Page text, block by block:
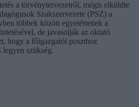
a törvénytervezetről, mégis elküldte
Szakszervezete (PSZ) a
többek között egyetértettek a
de javasolják az oktató
hogy a főigazgatói poszthoz
legyen szükség.